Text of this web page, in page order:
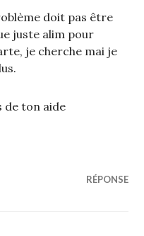
doit pas être
juste alim pour
je cherche mai je
de ton aide
RÉPONSE